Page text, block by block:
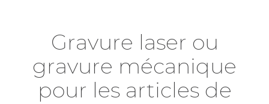
Gravure laser ou
gravure mécanique
pour les articles de